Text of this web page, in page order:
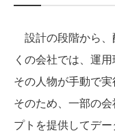
設計の段階から、
くの会社では、運
その人物が手動で実
そのため、一部の
プトを提供してデ